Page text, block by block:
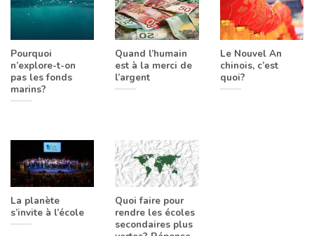
Pourquoi
n’explore-t-on
pas les fonds
marins?
Quand l’humain
est à la merci de
l’argent
Le Nouvel An
chinois, c’est
quoi?
La planète
s’invite à l’école
Quoi faire pour
rendre les écoles
secondaires plus